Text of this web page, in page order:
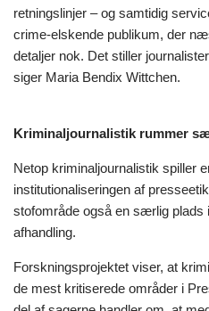
retningslinjer – og samtidig
crime-elskende publikum, der
detaljer nok. Det stiller
siger Maria Bendix Wittchen.
Kriminaljournalistik rummer
Netop kriminaljournalistik spiller
institutionaliseringen af
stofområde også en særlig plads
afhandling.
Forskningsprojektet viser, at
de mest kritiserede områder i